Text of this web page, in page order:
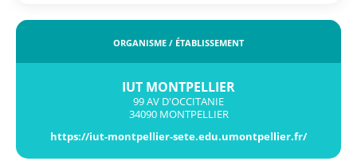
ORGANISME / ÉTABLISSEMENT
IUT MONTPELLIER
99 AV D'OCCITANIE
34090 MONTPELLIER
https://iut-montpellier-sete.edu.umontpellier.fr/